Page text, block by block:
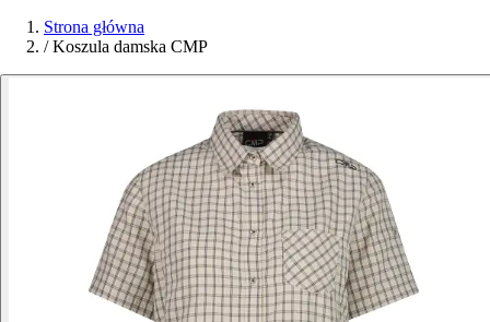
Strona główna
/ Koszula damska CMP